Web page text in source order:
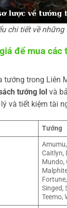
chi tiết về những
để mua các
tướng trong Liên
tướng lol và
và tiết kiệm tài
Tướng
Caitlyn,
Mundo,
Singed,
Teemo,